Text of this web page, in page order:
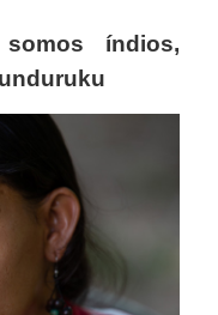
índios,